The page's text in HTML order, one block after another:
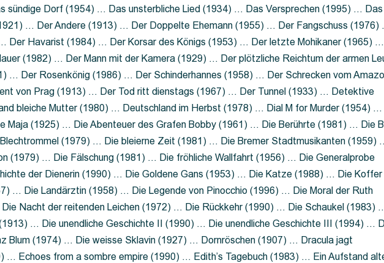
sündige Dorf (1954) … Das unsterbliche Lied (1934) … Das Versprechen (1995) … Das
… Der Andere (1913) … Der Doppelte Ehemann (1955) … Der Fangschuss (1976)
Der Havarist (1984) … Der Korsar des Königs (1953) … Der letzte Mohikaner (1965) …
(1982) … Der Mann mit der Kamera (1929) … Der plötzliche Reichtum der armen
… Der Rosenkönig (1986) … Der Schinderhannes (1958) … Der Schrecken vom
von Prag (1913) … Der Tod ritt dienstags (1967) … Der Tunnel (1933) … Detektive
bleiche Mutter (1980) … Deutschland im Herbst (1978) … Dial M for Murder (1954) …
Maja (1925) … Die Abenteuer des Grafen Bobby (1961) … Die Berührte (1981) … Die
(1979) … Die bleierne Zeit (1981) … Die Bremer Stadtmusikanten (1959)
(1979) … Die Fälschung (1981) … Die fröhliche Wallfahrt (1956) … Die Generalprobe
der Dienerin (1990) … Die Goldene Gans (1953) … Die Katze (1988) … Die Koffer
… Die Landärztin (1958) … Die Legende von Pinocchio (1996) … Die Moral der Ruth
Nacht der reitenden Leichen (1972) … Die Rückkehr (1990) … Die Schaukel (1983)
… Die unendliche Geschichte II (1990) … Die unendliche Geschichte III (1994) …
Blum (1974) … Die weisse Sklavin (1927) … Dornröschen (1907) … Dracula jagt
… Echoes from a sombre empire (1990) … Edith’s Tagebuch (1983) … Ein Aufstand